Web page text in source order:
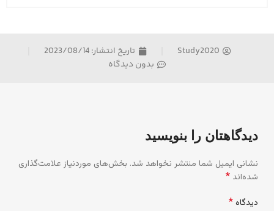
Study2020 تاریخ انتشار:2023/08/14
بدون دیدگاه
دیدگاهتان را بنویسید
نشانی ایمیل شما منتشر نخواهد شد. بخش‌های موردنیاز علامت‌گذاری
شده‌اند *
دیدگاه *